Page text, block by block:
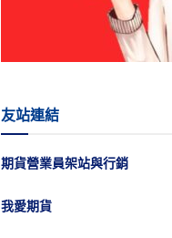
友站連結
期貨營業員架站與行銷
我愛期貨